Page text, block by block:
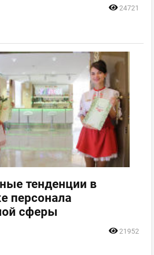
24721
тенденции в
персонала
сферы
21952